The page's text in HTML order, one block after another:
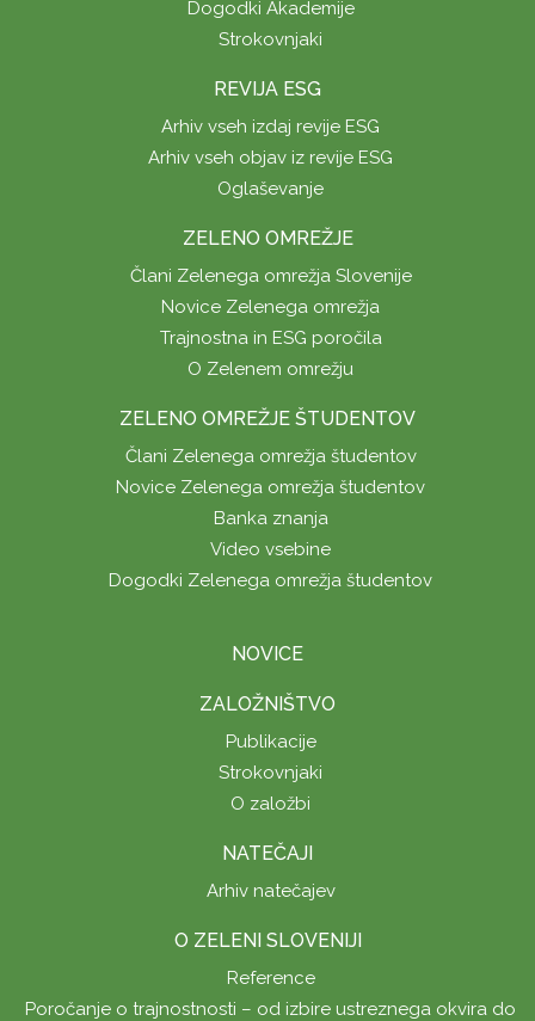
Dogodki Akademije
Strokovnjaki
REVIJA ESG
Arhiv vseh izdaj revije ESG
Arhiv vseh objav iz revije ESG
Oglaševanje
ZELENO OMREŽJE
Člani Zelenega omrežja Slovenije
Novice Zelenega omrežja
Trajnostna in ESG poročila
O Zelenem omrežju
ZELENO OMREŽJE ŠTUDENTOV
Člani Zelenega omrežja študentov
Novice Zelenega omrežja študentov
Banka znanja
Video vsebine
Dogodki Zelenega omrežja študentov
NOVICE
ZALOŽNIŠTVO
Publikacije
Strokovnjaki
O založbi
NATEČAJI
Arhiv natečajev
O ZELENI SLOVENIJI
Reference
Poročanje o trajnostnosti – od izbire ustreznega okvira do